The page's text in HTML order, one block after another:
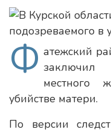
Ф атежский
заключил
местного
убийстве матери.
По версии